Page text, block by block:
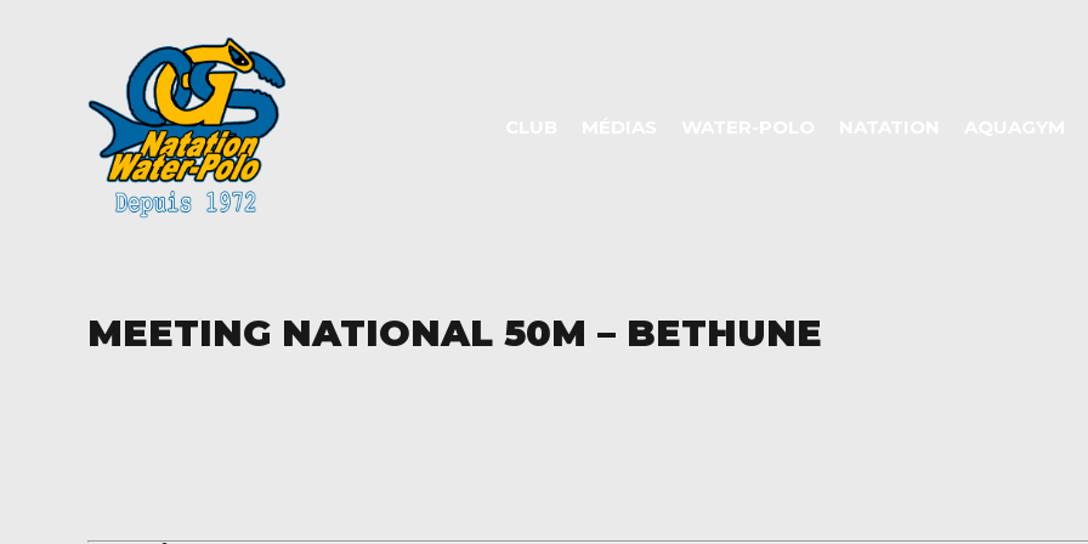
MEETING NATIONAL 50M – BETHUNE